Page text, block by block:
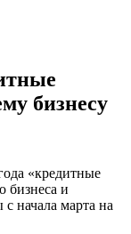
бизнесу
«кредитные
бизнеса и
начала марта на